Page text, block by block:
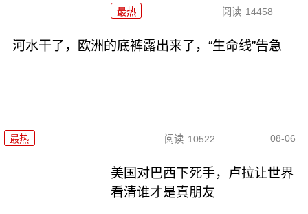
最热 阅读 14458
河水干了，欧洲的底裤露出来了，“生命线”告急
最热 阅读 10522 08-06
美国对巴西下死手，卢拉让世界
看清谁才是真朋友